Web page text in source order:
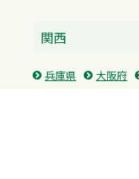
関西
兵庫県 大阪府